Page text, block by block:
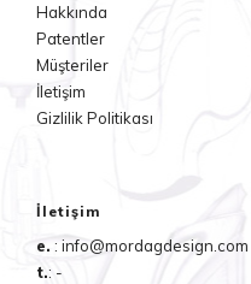
Hakkında
Patentler
Müşteriler
İletişim
Gizlilik Politikası
İletişim
e. : info@mordagdesign.com
t.: -